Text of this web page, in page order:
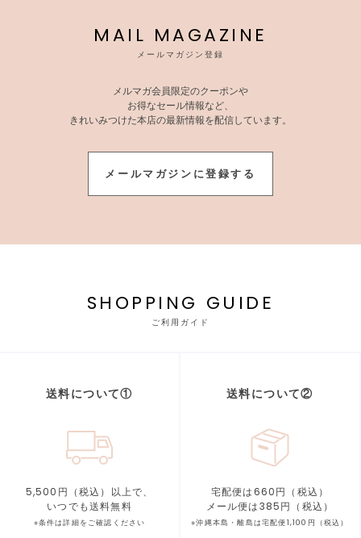
MAIL MAGAZINE
メールマガジン登録
メルマガ会員限定のクーポンや
お得なセール情報など、
きれいみつけた本店の最新情報を配信しています。
メールマガジンに登録する
SHOPPING GUIDE
ご利用ガイド
送料について①
5,500円（税込）以上で、
いつでも送料無料
※条件は詳細をご確認ください
送料について②
宅配便は660円（税込）
メール便は385円（税込）
※沖縄本島・離島は宅配便1,100円（税込）